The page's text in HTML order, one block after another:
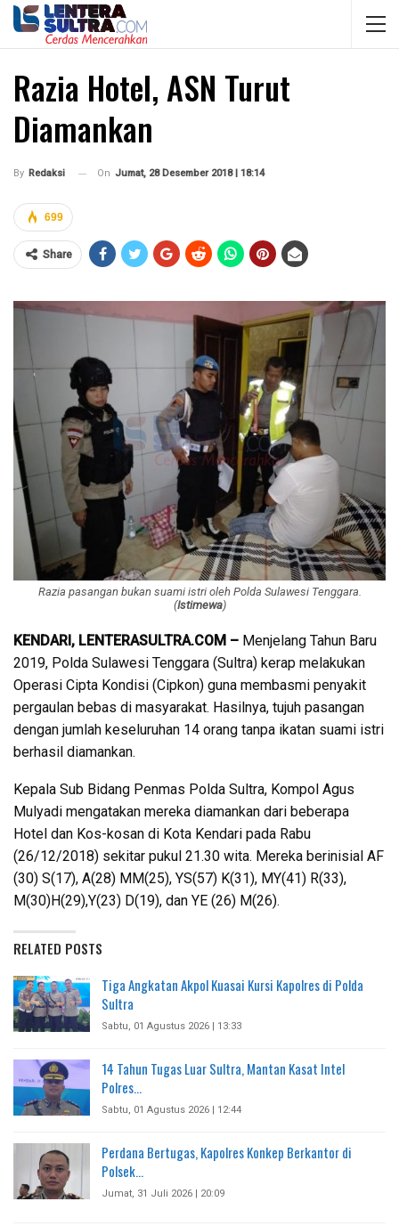
Razia Hotel, ASN Turut
Diamankan
By Redaksi On Jumat, 28 Desember 2018 | 18:14
699
Share
Razia pasangan bukan suami istri oleh Polda Sulawesi Tenggara.
(Istimewa)
KENDARI, LENTERASULTRA.COM – Menjelang Tahun Baru
2019, Polda Sulawesi Tenggara (Sultra) kerap melakukan
Operasi Cipta Kondisi (Cipkon) guna membasmi penyakit
pergaulan bebas di masyarakat. Hasilnya, tujuh pasangan
dengan jumlah keseluruhan 14 orang tanpa ikatan suami istri
berhasil diamankan.
Kepala Sub Bidang Penmas Polda Sultra, Kompol Agus
Mulyadi mengatakan mereka diamankan dari beberapa
Hotel dan Kos-kosan di Kota Kendari pada Rabu
(26/12/2018) sekitar pukul 21.30 wita. Mereka berinisial AF
(30) S(17), A(28) MM(25), YS(57) K(31), MY(41) R(33),
M(30)H(29),Y(23) D(19), dan YE (26) M(26).
RELATED POSTS
Tiga Angkatan Akpol Kuasai Kursi Kapolres di Polda
Sultra
Sabtu, 01 Agustus 2026 | 13:33
14 Tahun Tugas Luar Sultra, Mantan Kasat Intel
Polres…
Sabtu, 01 Agustus 2026 | 12:44
Perdana Bertugas, Kapolres Konkep Berkantor di
Polsek…
Jumat, 31 Juli 2026 | 20:09